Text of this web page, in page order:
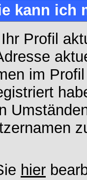
kann ich
Profil
im
hier